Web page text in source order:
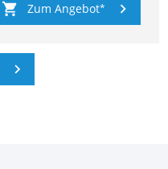
Zum Angebot